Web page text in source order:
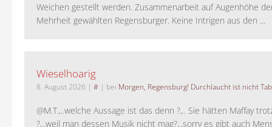
Weichen gestellt werden. Zusammenarbeit auf Augenhöhe
Mehrheit gewählten Regensburger. Keine Intrigen aus den ...
Wieselhoarig
8. August 2026 | # | bei Morgen, Regensburg! Durchlaucht ist nicht
@M.T.,..welche Aussage ist das denn ?,.. Sie hätten Maffay
?,..weil man dessen Musik nicht mag?,..sorry es gibt auch